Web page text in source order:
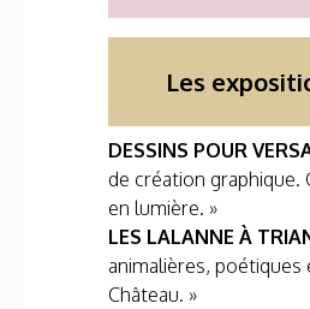
Les
DESSINS POUR
de création graphique.
en lumière. »
LES LALANNE À
animalières, poétiques
Château. »